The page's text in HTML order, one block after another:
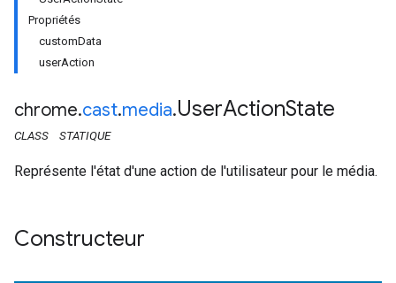
Propriétés
customData
userAction
chrome.cast.media.UserActionState
CLASS STATIQUE
Représente l'état d'une action de l'utilisateur pour le média.
Constructeur